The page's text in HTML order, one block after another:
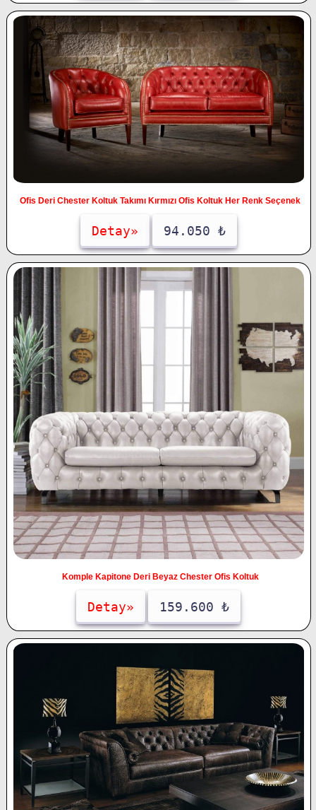
Ofis Deri Chester Koltuk Takımı Kırmızı Ofis Koltuk Her Renk Seçenek
Detay» 94.050 ₺
Komple Kapitone Deri Beyaz Chester Ofis Koltuk
Detay» 159.600 ₺